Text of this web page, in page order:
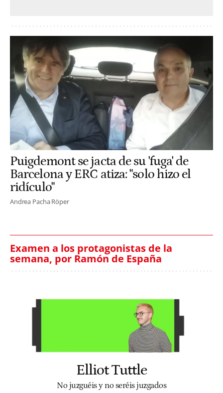
Puigdemont se jacta de su 'fuga' de
Barcelona y ERC atiza: "solo hizo el
ridículo"
Andrea Pacha Röper
Examen a los protagonistas de la
semana, por Ramón de España
Elliot Tuttle
No juzguéis y no seréis juzgados